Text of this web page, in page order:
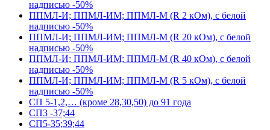
надписью -50%
ППМЛ-И; ППМЛ-ИМ; ППМЛ-М (R 2 кОм), с белой
надписью -50%
ППМЛ-И; ППМЛ-ИМ; ППМЛ-М (R 20 кОм), с белой
надписью -50%
ППМЛ-И; ППМЛ-ИМ; ППМЛ-М (R 40 кОм), с белой
надписью -50%
ППМЛ-И; ППМЛ-ИМ; ППМЛ-М (R 5 кОм), с белой
надписью -50%
СП 5-1,2,… (кроме 28,30,50) до 91 года
СП3 -37;44
СП5-35;39;44